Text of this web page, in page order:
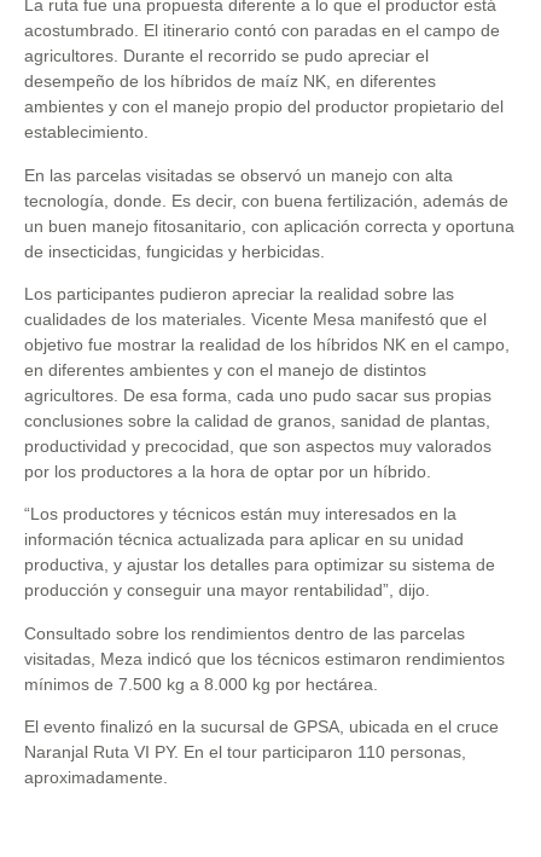
La ruta fue una propuesta diferente a lo que el productor está
acostumbrado. El itinerario contó con paradas en el campo de
agricultores. Durante el recorrido se pudo apreciar el
desempeño de los híbridos de maíz NK, en diferentes
ambientes y con el manejo propio del productor propietario del
establecimiento.
En las parcelas visitadas se observó un manejo con alta
tecnología, donde. Es decir, con buena fertilización, además de
un buen manejo fitosanitario, con aplicación correcta y oportuna
de insecticidas, fungicidas y herbicidas.
Los participantes pudieron apreciar la realidad sobre las
cualidades de los materiales. Vicente Mesa manifestó que el
objetivo fue mostrar la realidad de los híbridos NK en el campo,
en diferentes ambientes y con el manejo de distintos
agricultores. De esa forma, cada uno pudo sacar sus propias
conclusiones sobre la calidad de granos, sanidad de plantas,
productividad y precocidad, que son aspectos muy valorados
por los productores a la hora de optar por un híbrido.
“Los productores y técnicos están muy interesados en la
información técnica actualizada para aplicar en su unidad
productiva, y ajustar los detalles para optimizar su sistema de
producción y conseguir una mayor rentabilidad”, dijo.
Consultado sobre los rendimientos dentro de las parcelas
visitadas, Meza indicó que los técnicos estimaron rendimientos
mínimos de 7.500 kg a 8.000 kg por hectárea.
El evento finalizó en la sucursal de GPSA, ubicada en el cruce
Naranjal Ruta VI PY. En el tour participaron 110 personas,
aproximadamente.